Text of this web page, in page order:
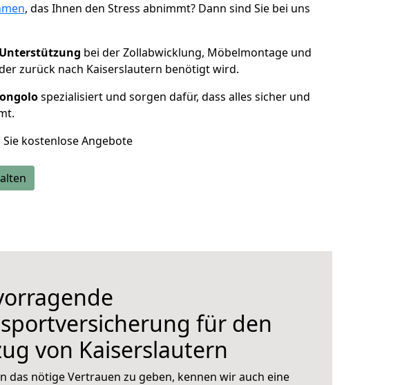
, das Ihnen den Stress abnimmt? Dann sind Sie bei uns
bei der Zollabwicklung, Möbelmontage und
zurück nach Kaiserslautern benötigt wird.
spezialisiert und sorgen dafür, dass alles sicher und
kostenlose Angebote
für den
von Kaiserslautern
das nötige Vertrauen zu geben, kennen wir auch eine